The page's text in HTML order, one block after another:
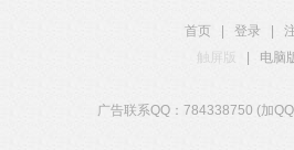
首页 登录
触屏版
电脑
广告联系QQ：784338750 (加